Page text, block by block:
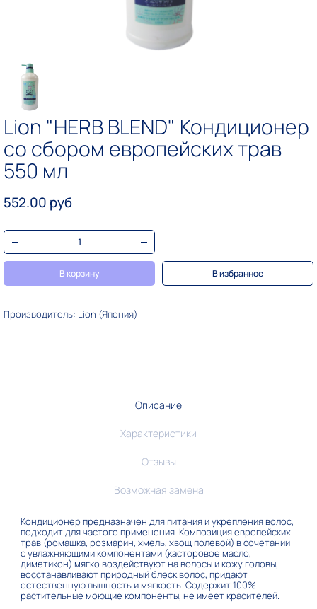
Lion "HERB BLEND" Кондиционер
со сбором европейских трав
550 мл
552.00 руб
В корзину В избранное
Производитель: Lion (Япония)
Описание
Характеристики
Отзывы
Возможная замена
Кондиционер предназначен для питания и укрепления волос,
подходит для частого применения. Композиция европейских
трав (ромашка, розмарин, хмель, хвощ полевой) в сочетании
с увлажняющими компонентами (касторовое масло,
диметикон) мягко воздействуют на волосы и кожу головы,
восстанавливают природный блеск волос, придают
естественную пышность и мягкость. Содержит 100%
растительные моющие компоненты, не имеет красителей.